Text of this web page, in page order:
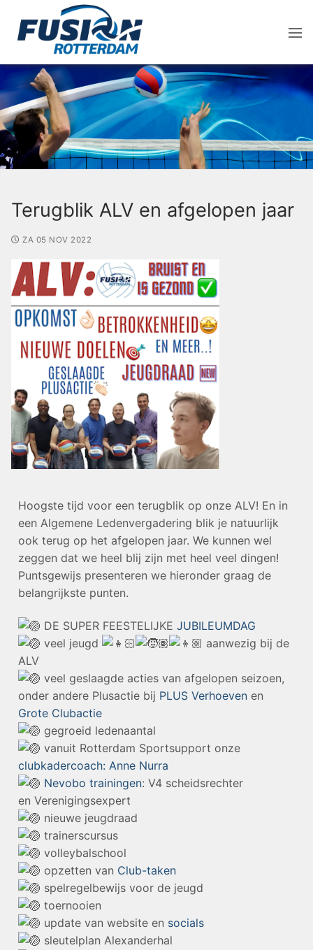
Terugblik ALV en afgelopen jaar
ZA 05 NOV 2022
Hoogste tijd voor een terugblik op onze ALV! En in
een Algemene Ledenvergadering blik je natuurlijk
ook terug op het afgelopen jaar. We kunnen wel
zeggen dat we heel blij zijn met heel veel dingen!
Puntsgewijs presenteren we hieronder graag de
belangrijkste punten.
DE SUPER FEESTELIJKE JUBILEUMDAG
veel jeugd
aanwezig bij de
ALV
veel geslaagde acties van afgelopen seizoen,
onder andere Plusactie bij PLUS Verhoeven en
Grote Clubactie
gegroeid ledenaantal
vanuit Rotterdam Sportsupport onze
clubkadercoach: Anne Nurra
Nevobo trainingen: V4 scheidsrechter
en Verenigingsexpert
nieuwe jeugdraad
trainerscursus
volleybalschool
opzetten van Club-taken
spelregelbewijs voor de jeugd
toernooien
update van website en socials
sleutelplan Alexanderhal